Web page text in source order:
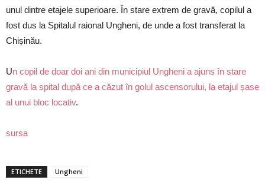
unul dintre etajele superioare. În stare extrem de gravă, copilul a
fost dus la Spitalul raional Ungheni, de unde a fost transferat la
Chișinău.
Un copil de doar doi ani din municipiul Ungheni a ajuns în stare
gravă la spital după ce a căzut în golul ascensorului, la etajul șase
al unui bloc locativ.
sursa
ETICHETE Ungheni